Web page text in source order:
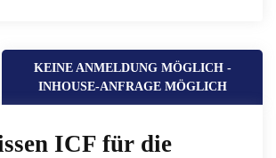
KEINE ANMELDUNG MÖGLICH -
INHOUSE-ANFRAGE MÖGLICH
ICF für die